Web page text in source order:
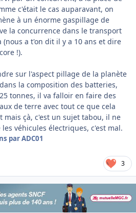
c'était le cas auparavant, on
à un énorme gaspillage de
la concurrence dans le transport
a t'on dit il y a 10 ans et dire
!).
sur l'aspect pillage de la planète
la composition des batteries,
tonnes, il va falloir en faire des
de terre avec tout ce que cela
çà, c'est un sujet tabou, il ne
véhicules électriques, c'est mal.
par ADC01
3